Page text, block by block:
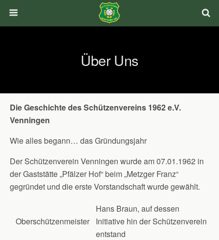
Über Uns
Die Geschichte des Schützenvereins 1962 e.V.
Venningen
Wie alles begann… das Gründungsjahr
Der Schützenverein Venningen wurde am 07.01.1962 in
der Gaststätte „Pfälzer Hof“ beim „Metzger Franz“
gegründet und die erste Vorstandschaft wurde gewählt.
Oberschützenmeister
Hans Braun, auf dessen
Initiative hin der Schützenverein
entstand